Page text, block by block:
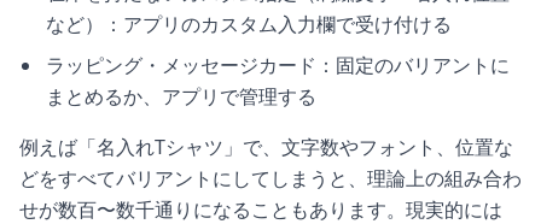
など）：アプリのカスタム入力欄で受け付ける
ラッピング・メッセージカード：固定のバリアントに
まとめるか、アプリで管理する
例えば「名入れTシャツ」で、文字数やフォント、位置な
どをすべてバリアントにしてしまうと、理論上の組み合わ
せが数百〜数千通りになることもあります。現実的には